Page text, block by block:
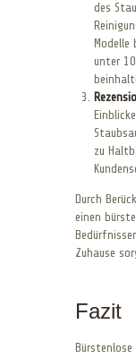
des
Modelle
unter
zu
Durch
einen
Zuhause
Fazit